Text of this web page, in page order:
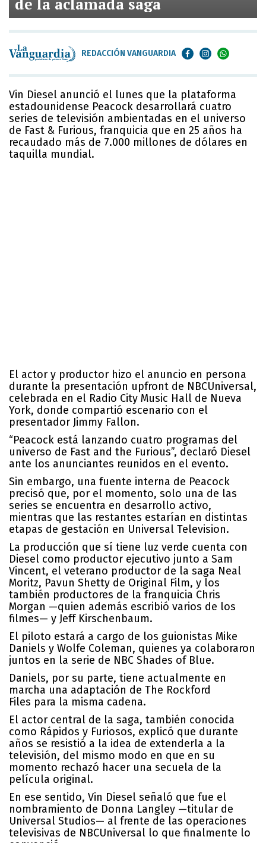
de la aclamada saga
REDACCIÓN VANGUARDIA
Vin Diesel anunció el lunes que la plataforma
estadounidense Peacock desarrollará cuatro
series de televisión ambientadas en el universo
de Fast & Furious, franquicia que en 25 años ha
recaudado más de 7.000 millones de dólares en
taquilla mundial.
El actor y productor hizo el anuncio en persona
durante la presentación upfront de NBCUniversal,
celebrada en el Radio City Music Hall de Nueva
York, donde compartió escenario con el
presentador Jimmy Fallon.
“Peacock está lanzando cuatro programas del
universo de Fast and the Furious”, declaró Diesel
ante los anunciantes reunidos en el evento.
Sin embargo, una fuente interna de Peacock
precisó que, por el momento, solo una de las
series se encuentra en desarrollo activo,
mientras que las restantes estarían en distintas
etapas de gestación en Universal Television.
La producción que sí tiene luz verde cuenta con
Diesel como productor ejecutivo junto a Sam
Vincent, el veterano productor de la saga Neal
Moritz, Pavun Shetty de Original Film, y los
también productores de la franquicia Chris
Morgan —quien además escribió varios de los
filmes— y Jeff Kirschenbaum.
El piloto estará a cargo de los guionistas Mike
Daniels y Wolfe Coleman, quienes ya colaboraron
juntos en la serie de NBC Shades of Blue.
Daniels, por su parte, tiene actualmente en
marcha una adaptación de The Rockford
Files para la misma cadena.
El actor central de la saga, también conocida
como Rápidos y Furiosos, explicó que durante
años se resistió a la idea de extenderla a la
televisión, del mismo modo en que en su
momento rechazó hacer una secuela de la
película original.
En ese sentido, Vin Diesel señaló que fue el
nombramiento de Donna Langley —titular de
Universal Studios— al frente de las operaciones
televisivas de NBCUniversal lo que finalmente lo